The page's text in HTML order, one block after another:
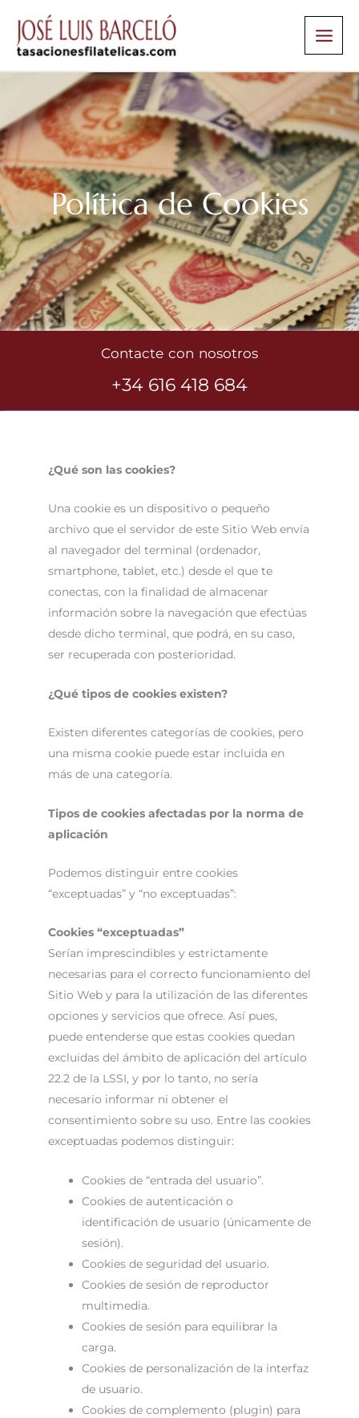
contenido
Política de Cookies
Contacte con nosotros
+34 616 418 684
¿Qué son las cookies?
Una cookie es un dispositivo o pequeño
archivo que el servidor de este Sitio Web envía
al navegador del terminal (ordenador,
smartphone, tablet, etc.) desde el que te
conectas, con la finalidad de almacenar
información sobre la navegación que efectúas
desde dicho terminal, que podrá, en su caso,
ser recuperada con posterioridad.
¿Qué tipos de cookies existen?
Existen diferentes categorías de cookies, pero
una misma cookie puede estar incluida en
más de una categoría.
Tipos de cookies afectadas por la norma de
aplicación
Podemos distinguir entre cookies
“exceptuadas” y “no exceptuadas”:
Cookies “exceptuadas”
Serían imprescindibles y estrictamente
necesarias para el correcto funcionamiento del
Sitio Web y para la utilización de las diferentes
opciones y servicios que ofrece. Así pues,
puede entenderse que estas cookies quedan
excluidas del ámbito de aplicación del artículo
22.2 de la LSSI, y por lo tanto, no sería
necesario informar ni obtener el
consentimiento sobre su uso. Entre las cookies
exceptuadas podemos distinguir:
Cookies de “entrada del usuario”.
Cookies de autenticación o
identificación de usuario (únicamente de
sesión).
Cookies de seguridad del usuario.
Cookies de sesión de reproductor
multimedia.
Cookies de sesión para equilibrar la
carga.
Cookies de personalización de la interfaz
de usuario.
Cookies de complemento (plugin) para